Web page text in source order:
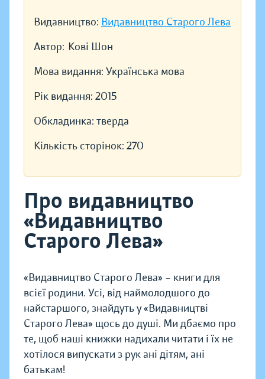
Видавництво: Видавництво Старого Лева
Автор: Кові Шон
Мова видання: Українська мова
Рік видання: 2015
Обкладинка: тверда
Кількість сторінок: 270
Про видавництво
«Видавництво
Старого Лева»
«Видавництво Старого Лева» – книги для
всієї родини. Усі, від наймолодшого до
найстаршого, знайдуть у «Видавництві
Старого Лева» щось до душі. Ми дбаємо про
те, щоб наші книжки надихали читати і їх не
хотілося випускати з рук ані дітям, ані
батькам!